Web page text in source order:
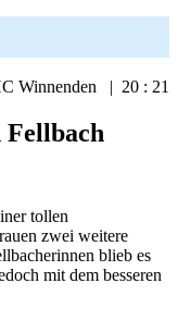
Winnenden | 20 : 21
Fellbach
tollen
zwei weitere
blieb es
mit dem besseren